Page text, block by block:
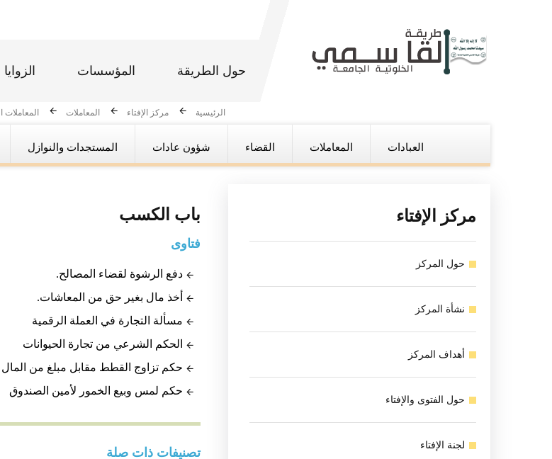
حول الطريقة المؤسسات الزوايا
الرئيسية مركز الإفتاء المعاملات المعاملات
العبادات المعاملات القضاء شؤون عادات المستجدات والنوازل
باب الكسب
فتاوى
دفع الرشوة لقضاء المصالح.
أخذ مال بغير حق من المعاشات.
مسألة التجارة في العملة الرقمية
الحكم الشرعي من تجارة الحيوانات
حكم تزاوج القطط مقابل مبلغ من المال
حكم لمس وبيع الخمور لأمين الصندوق
تصنيفات ذات صلة
مركز الإفتاء
حول المركز
نشأة المركز
أهداف المركز
حول الفتوى والإفتاء
لجنة الإفتاء